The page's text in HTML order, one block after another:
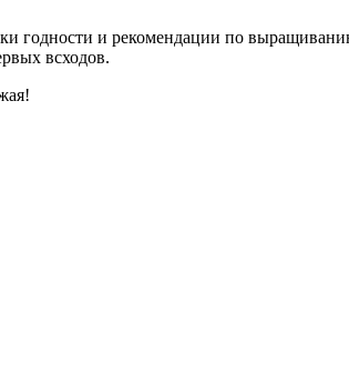
годности и рекомендации по
всходов.